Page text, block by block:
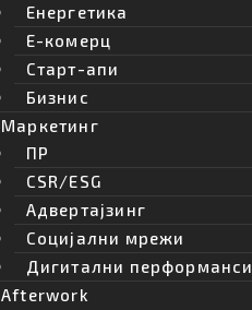
Енергетика
Е-комерц
Старт-апи
Бизнис
Маркетинг
ПР
CSR/ESG
Адвертајзинг
Социјални мрежи
Дигитални перформанси
Afterwork